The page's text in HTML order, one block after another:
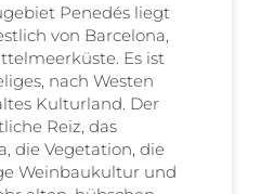
Penedés liegt
von Barcelona,
Es ist
nach Westen
Kulturland. Der
Reiz, das
die Vegetation, die
Weinbaukultur und